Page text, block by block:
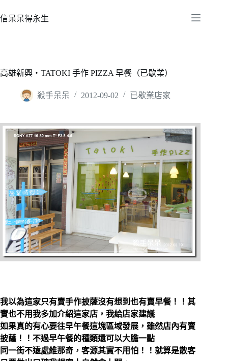
至
容
信呆呆得永生
高雄新興‧TATOKI 手作 PIZZA 早餐（已歇業）
殺手呆呆 2012-09-02 已歇業店家
我以為這家只有賣手作披薩沒有想到也有賣早餐！！其
實也不用我多加介紹這家店，我給店家建議
如果真的有心要往早午餐這塊區域發展，雖然店內有賣
披薩！！不過早午餐的種類還可以大膽一點
同一街不遠處維那奇，客源其實不用怕！！就算是散客